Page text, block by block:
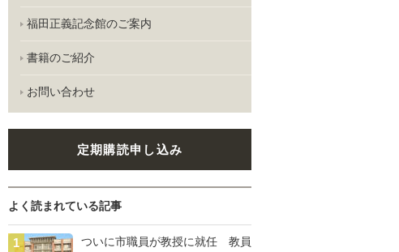
福田正義記念館のご案内
書籍のご紹介
お問い合わせ
定期購読申し込み
よく読まれている記事
ついに市職員が教授に就任 教員